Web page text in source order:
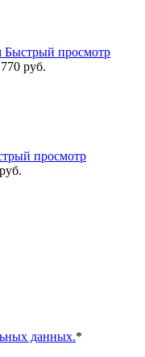
Быстрый просмотр
руб.
просмотр
данных.*